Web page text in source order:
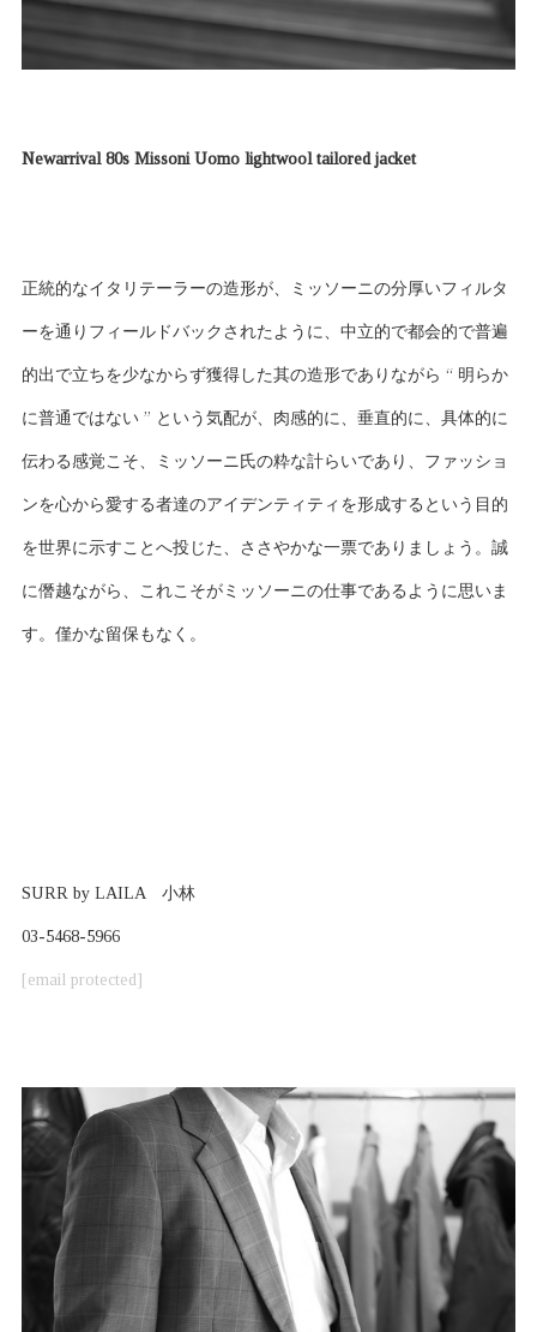
Newarrival 80s Missoni Uomo lightwool tailored jacket
正統的なイタリテーラーの造形が、ミッソーニの分厚いフィルタ
ーを通りフィールドバックされたように、中立的で都会的で普遍
的出で立ちを少なからず獲得した其の造形でありながら “ 明らか
に普通ではない ” という気配が、肉感的に、垂直的に、具体的に
伝わる感覚こそ、ミッソーニ氏の粋な計らいであり、ファッショ
ンを心から愛する者達のアイデンティティを形成するという目的
を世界に示すことへ投じた、ささやかな一票でありましょう。誠
に僭越ながら、これこそがミッソーニの仕事であるように思いま
す。僅かな留保もなく。
SURR by LAILA 小林
03-5468-5966
[email protected]